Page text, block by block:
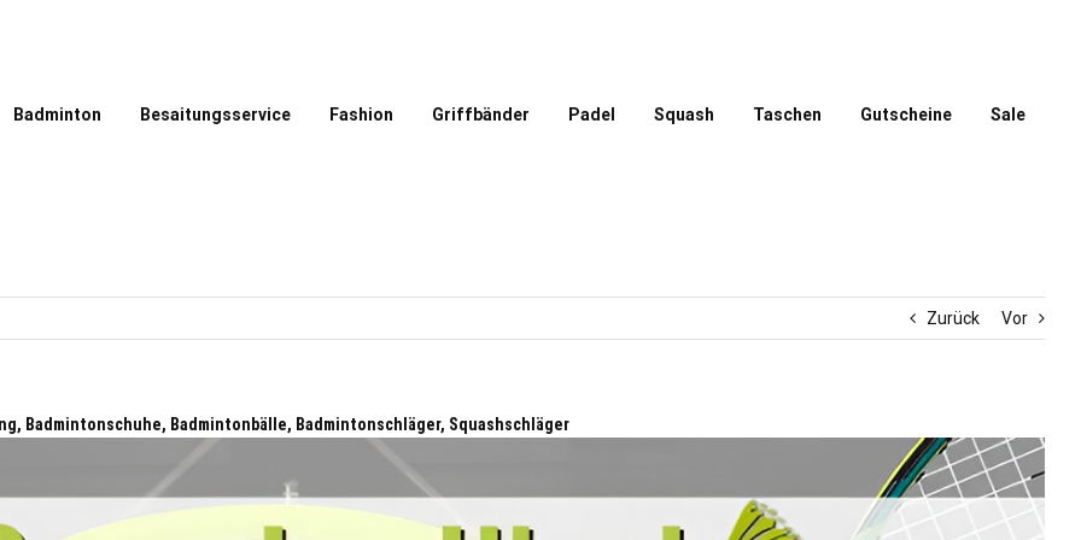
Badminton Besaitungsservice Fashion Griffbänder Padel Squash Taschen Gutscheine Sale
Zurück Vor
Badmintonschuhe, Badmintonbälle, Badmintonschläger, Squashschläger